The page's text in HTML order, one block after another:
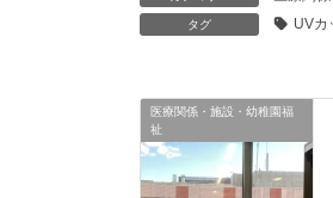
タグ UVカ
医療関係・施設・幼稚園福
祉